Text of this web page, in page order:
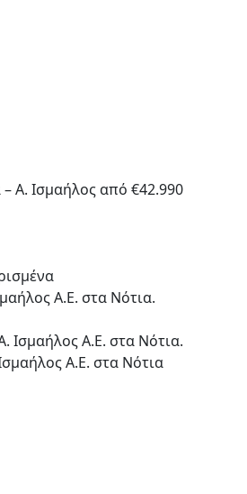
Α. Ισμαήλος από €42.990
Α.Ε. στα Νότια.
Ισμαήλος Α.Ε. στα Νότια.
Α.Ε. στα Νότια